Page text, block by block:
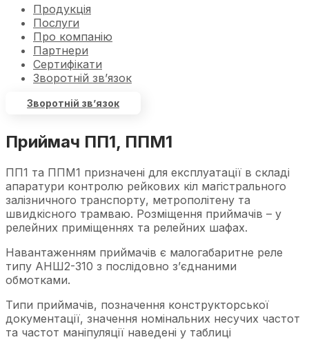
Продукція
Послуги
Про компанію
Партнери
Сертифікати
Зворотній зв’язок
Зворотній зв’язок
Приймач ПП1, ППМ1
ПП1 та ППМ1 призначені для експлуатації в складі
апаратури контролю рейкових кіл магістрального
залізничного транспорту, метрополітену та
швидкісного трамваю. Розміщення приймачів – у
релейних приміщеннях та релейних шафах.
Навантаженням приймачів є малогабаритне реле
типу АНШ2-310 з послідовно з’єднаними
обмотками.
Типи приймачів, позначення конструкторської
документації, значення номінальних несучих частот
та частот маніпуляції наведені у таблиці